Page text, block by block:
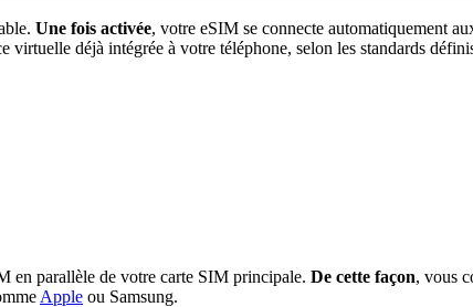
Une fois activée, votre eSIM se connecte automatiquement
déjà intégrée à votre téléphone, selon les standards
en parallèle de votre carte SIM principale. De cette façon, vous
Apple ou Samsung.